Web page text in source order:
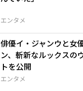
エンタメ
エンタメ
俳優イ・ジャンウと女
ン、斬新なルックスの
トを公開